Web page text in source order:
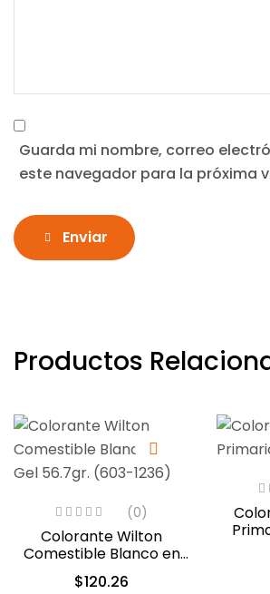
Guarda mi nombre, correo
este navegador para la próxima
Enviar
Productos
(0)
Colorante Wilton
Comestible Blanco en
Gel 56.7gr. (603-1236)
$120.26